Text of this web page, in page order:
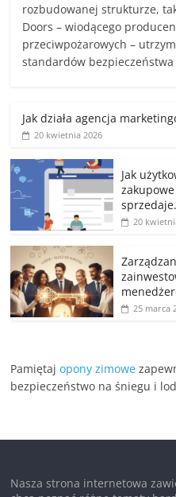
rozbudowanej strukturze,
Doors – wiodącego
przeciwpożarowych –
standardów
Jak działa agencja
20 kwietnia 2026
Jak
sprzedaje.
20
25 marca
Pamiętajopony zimowe
bezpieczeństwo na śniegu i
Nasza strona internetowa